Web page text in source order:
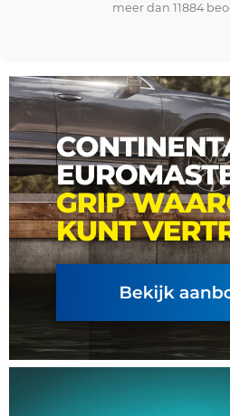
meer dan 11884